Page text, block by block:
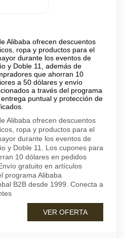
Alibaba ofrecen descuentos
ropa y productos para el
durante los eventos de
y Doble 11, además de
que ahorran 10
a 50 dólares y envío
a través del programa
puntual y protección de
Alibaba ofrecen descuentos
ropa y productos para el
durante los eventos de
y Doble 11. Los cupones para
10 dólares en pedidos
gratuito en artículos
programa Alibaba
B2B desde 1999. Conecta a
VER OFERTA